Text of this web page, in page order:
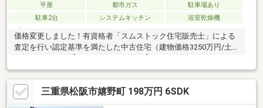
平屋 都市ガス
駐車場あり
駐車2台
システムキッチン 浴室乾燥機
価格変更しました！有資格者「スムストック住宅販売士」による
査定を行い認定基準を満たした中古住宅（建物価格3250万円/土地
スプログラム・一定の耐震性能・住宅履歴データ保有■「関連リ
ンク」より360°VR画像がご覧いただけます！【物件の特徴】
■「蔵」収納3箇所■階段が少なく老後も安心な平屋建て■洗面所と
脱衣所を分離しファミリークローゼットで繋げたこだわりの間取
三重県松阪市嬉野町 198万円 6SDK